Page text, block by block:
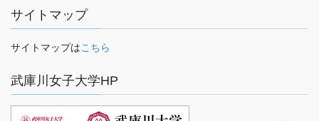
サイトマップ
サイトマップはこちら
武庫川女子大学HP